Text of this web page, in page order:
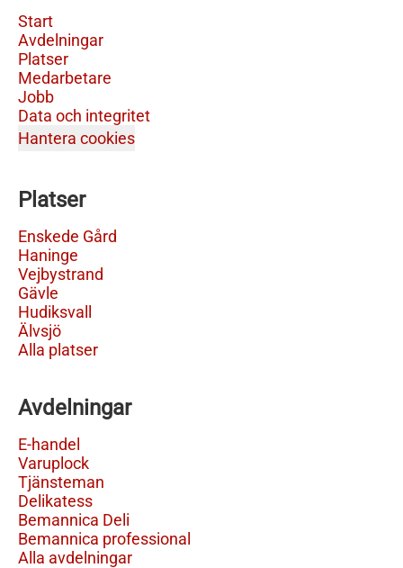
Start
Avdelningar
Platser
Medarbetare
Jobb
Data och integritet
Hantera cookies
Platser
Enskede Gård
Haninge
Vejbystrand
Gävle
Hudiksvall
Älvsjö
Alla platser
Avdelningar
E-handel
Varuplock
Tjänsteman
Delikatess
Bemannica Deli
Bemannica professional
Alla avdelningar